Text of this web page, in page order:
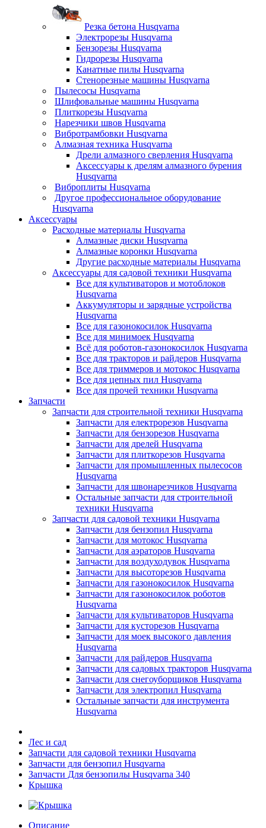
Резка бетона Husqvarna
Электрорезы Husqvarna
Бензорезы Husqvarna
Гидрорезы Husqvarna
Канатные пилы Husqvarna
Стенорезные машины Husqvarna
Пылесосы Husqvarna
Шлифовальные машины Husqvarna
Плиткорезы Husqvarna
Нарезчики швов Husqvarna
Вибротрамбовки Husqvarna
Алмазная техника Husqvarna
Дрели алмазного сверления Husqvarna
Аксессуары к дрелям алмазного бурения
Husqvarna
Виброплиты Husqvarna
Другое профессиональное оборудование
Husqvarna
Аксессуары
Расходные материалы Husqvarna
Алмазные диски Husqvarna
Алмазные коронки Husqvarna
Другие расходные материалы Husqvarna
Аксессуары для садовой техники Husqvarna
Все для культиваторов и мотоблоков
Husqvarna
Аккумуляторы и зарядные устройства
Husqvarna
Все для газонокосилок Husqvarna
Все для минимоек Husqvarna
Всё для роботов-газонокосилок Husqvarna
Все для тракторов и райдеров Husqvarna
Все для триммеров и мотокос Husqvarna
Все для цепных пил Husqvarna
Все для прочей техники Husqvarna
Запчасти
Запчасти для строительной техники Husqvarna
Запчасти для електрорезов Husqvarna
Запчасти для бензорезов Husqvarna
Запчасти для дрелей Husqvarna
Запчасти для плиткорезов Husqvarna
Запчасти для промышленных пылесосов
Husqvarna
Запчасти для швонарезчиков Husqvarna
Остальные запчасти для строительной
техники Husqvarna
Запчасти для садовой техники Husqvarna
Запчасти для бензопил Husqvarna
Запчасти для мотокос Husqvarna
Запчасти для аэраторов Husqvarna
Запчасти для воздуходувок Husqvarna
Запчасти для высоторезов Husqvarna
Запчасти для газонокосилок Husqvarna
Запчасти для газонокосилок роботов
Husqvarna
Запчасти для культиваторов Husqvarna
Запчасти для кусторезов Husqvarna
Запчасти для моек высокого давления
Husqvarna
Запчасти для райдеров Husqvarna
Запчасти для садовых тракторов Husqvarna
Запчасти для снегоуборщиков Husqvarna
Запчасти для электропил Husqvarna
Остальные запчасти для инструмента
Husqvarna
Лес и сад
Запчасти для садовой техники Husqvarna
Запчасти для бензопил Husqvarna
Запчасти Для бензопилы Husqvarna 340
Крышка
Описание